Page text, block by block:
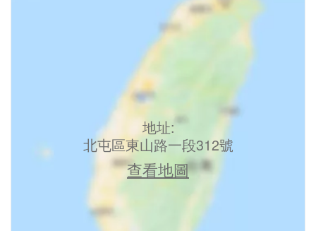
地址:
北屯區東山路一段312號
查看地圖